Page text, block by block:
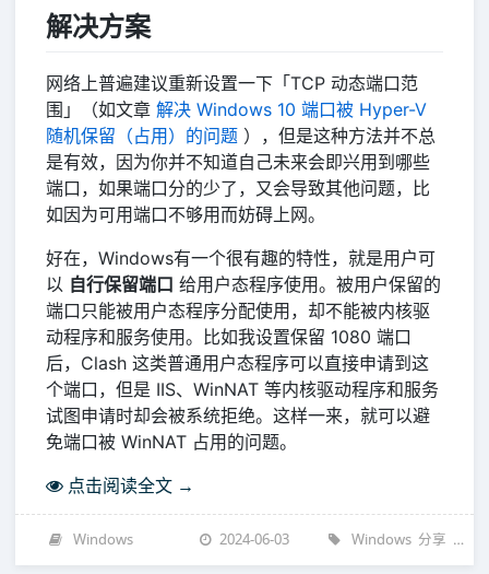
解决方案
网络上普遍建议重新设置一下「TCP 动态端口范
围」（如文章 解决 Windows 10 端口被 Hyper-V
随机保留（占用）的问题 ），但是这种方法并不总
是有效，因为你并不知道自己未来会即兴用到哪些
端口，如果端口分的少了，又会导致其他问题，比
如因为可用端口不够用而妨碍上网。
好在，Windows有一个很有趣的特性，就是用户可
以 自行保留端口 给用户态程序使用。被用户保留的
端口只能被用户态程序分配使用，却不能被内核驱
动程序和服务使用。比如我设置保留 1080 端口
后，Clash 这类普通用户态程序可以直接申请到这
个端口，但是 IIS、WinNAT 等内核驱动程序和服务
试图申请时却会被系统拒绝。这样一来，就可以避
免端口被 WinNAT 占用的问题。
点击阅读全文 →
Windows 2024-06-03 Windows 分享 技巧